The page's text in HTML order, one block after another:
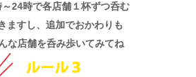
24時で各店舗１杯ずつ呑む
ますし、追加でおかわりも
な店舗を呑み歩いてみてね